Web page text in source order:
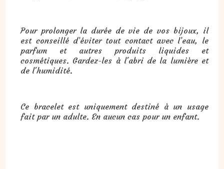
Pour prolonger la durée de vie de vos bijoux, il
est conseillé d’éviter tout contact avec l’eau, le
parfum et autres produits liquides et
cosmétiques. Gardez-les à l'abri de la lumière et
de l'humidité.
Ce bracelet est uniquement destiné à un usage
fait par un adulte. En aucun cas pour un enfant.